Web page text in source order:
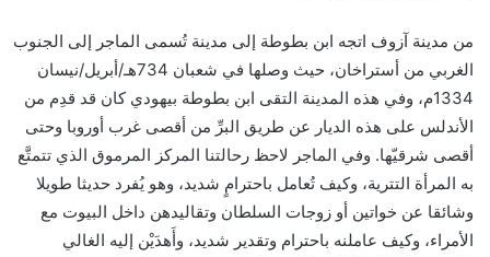
من مدينة آزوف اتجه ابن بطوطة إلى مدينة تُسمى الماجر إلى الجنوب
الغربي من أستراخان، حيث وصلها في شعبان 734هـ/أبريل/نيسان
1334م، وفي هذه المدينة التقى ابن بطوطة بيهودي كان قد قدِم من
الأندلس على هذه الديار عن طريق البرِّ من أقصى غرب أوروبا وحتى
أقصى شرقيّها. وفي الماجر لاحظ رحالتنا المركز المرموق الذي تتمتَّع
به المرأة التترية، وكيف تُعامل باحترامٍ شديد، وهو يُفرد حديثا طويلا
وشائقا عن خواتين أو زوجات السلطان وتقاليدهن داخل البيوت مع
الأمراء، وكيف عاملنه باحترام وتقدير شديد، وأَهدَيْن إليه الغالي